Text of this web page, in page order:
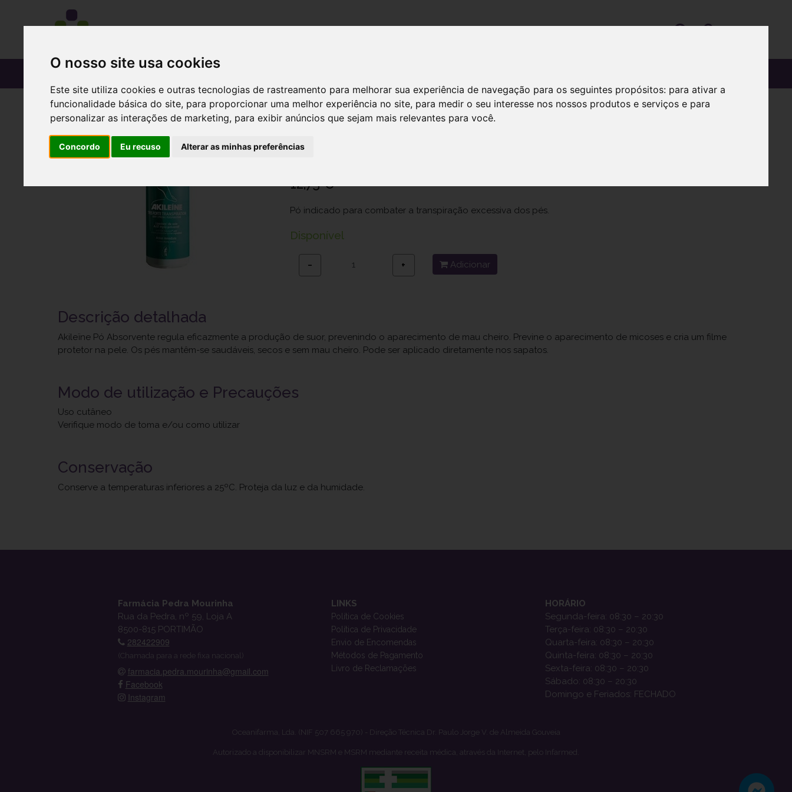
O nosso site usa cookies
Este site utiliza cookies e outras tecnologias de rastreamento para melhorar sua experiência de navegação para os seguintes propósitos: para ativar a
funcionalidade básica do site, para proporcionar uma melhor experiência no site, para medir o seu interesse nos nossos produtos e serviços e para
personalizar as interações de marketing, para exibir anúncios que sejam mais relevantes para você.
Concordo Eu recuso Alterar as minhas preferências
Akileine Transp Po Absorv Mico-Prev 75g
12,75 €
Pó indicado para combater a transpiração excessiva dos pés.
Disponível
− + Adicionar
Descrição detalhada
Akileïne Pó Absorvente regula eficazmente a produção de suor, prevenindo o aparecimento de mau cheiro. Previne o aparecimento de micoses e cria um filme
protetor na pele. Os pés mantêm-se saudáveis, secos e sem mau cheiro. Pode ser aplicado diretamente nos sapatos.
Modo de utilização e Precauções
Uso cutâneo
Verifique modo de toma e/ou como utilizar
Conservação
Conserve a temperaturas inferiores a 25ºC. Proteja da luz e da humidade.
Farmácia Pedra Mourinha
Rua da Pedra, nº 59, Loja A
8500-815 PORTIMÃO
282422909
(Chamada para a rede fixa nacional)
farmacia.pedra.mourinha@gmail.com
Facebook
Instagram
LINKS
Política de Cookies
Política de Privacidade
Envio de Encomendas
Métodos de Pagamento
Livro de Reclamações
HORÁRIO
Segunda-feira: 08:30 – 20:30
Terça-feira: 08:30 – 20:30
Quarta-feira: 08:30 – 20:30
Quinta-feira: 08:30 – 20:30
Sexta-feira: 08:30 – 20:30
Sábado: 08:30 – 20:30
Domingo e Feriados: FECHADO
Oceanifarma, Lda. (NIF 507 665 970) - Direção Técnica Dr. Paulo Jorge V. de Almeida Gouveia
Autorizado a disponibilizar MNSRM e MSRM mediante receita médica, através da Internet, pelo Infarmed.